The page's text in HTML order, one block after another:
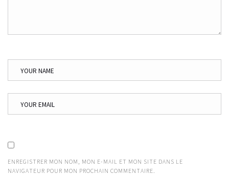
ENREGISTRER MON NOM, MON E-MAIL ET MON SITE DANS LE
NAVIGATEUR POUR MON PROCHAIN COMMENTAIRE.